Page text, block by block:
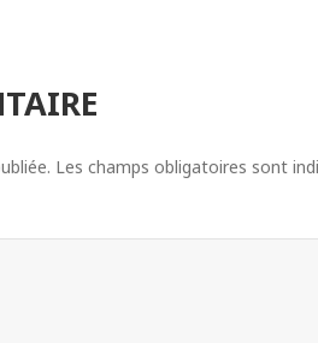
Les champs obligatoires sont